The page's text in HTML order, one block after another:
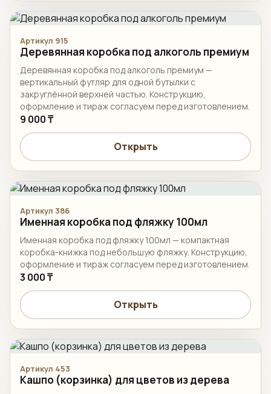
Артикул 915
Деревянная коробка под алкоголь премиум
Деревянная коробка под алкоголь премиум —
вертикальный футляр для одной бутылки с
закруглённой верхней частью. Конструкцию,
оформление и тираж согласуем перед изготовлением.
9 000 ₸
Открыть
Артикул 386
Именная коробка под фляжку 100мл
Именная коробка под фляжку 100мл — компактная
коробка-книжка под небольшую фляжку. Конструкцию,
оформление и тираж согласуем перед изготовлением.
3 000 ₸
Открыть
Артикул 453
Кашпо (корзинка) для цветов из дерева